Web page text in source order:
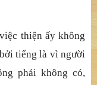
thiện ấy không
tiếng là vì người
phải không có,